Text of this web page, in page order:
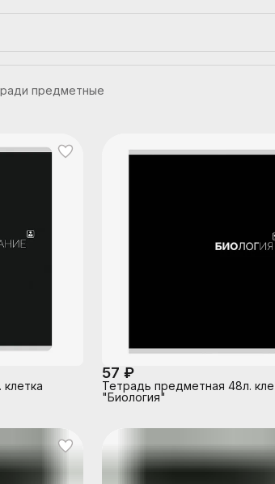
предметные
57 ₽
Тетрадь предметная 48л.
"Биология"